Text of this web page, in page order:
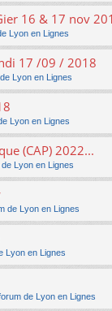
16 & 17 nov
Lyon en Lignes
17 /09 / 2018
Lyon en Lignes
Lyon en Lignes
(CAP) 2022...
de Lyon en Lignes
de Lyon en Lignes
Lyon en Lignes
de Lyon en Lignes